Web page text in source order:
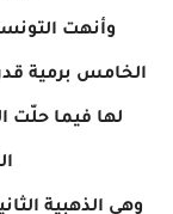
وأنهت
لها فيما حلّت